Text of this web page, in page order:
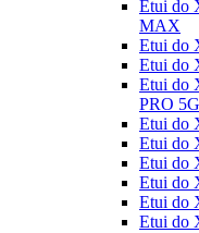
Etui do
MAX
Etui do
Etui do
Etui do
PRO 5G
Etui do
Etui do
Etui do
Etui do
Etui do
Etui do